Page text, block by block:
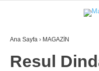
VİDEO
Ana Sayfa › MAGAZİN
Resul